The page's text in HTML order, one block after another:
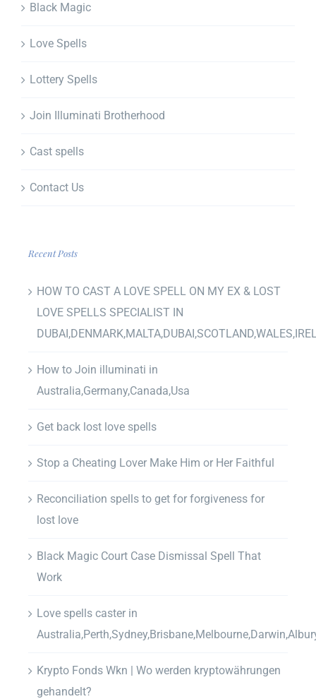
Black Magic
Love Spells
Lottery Spells
Join Illuminati Brotherhood
Cast spells
Contact Us
Recent Posts
HOW TO CAST A LOVE SPELL ON MY EX & LOST
LOVE SPELLS SPECIALIST IN
How to Join illuminati in
Australia,Germany,Canada,Usa
Get back lost love spells
Stop a Cheating Lover Make Him or Her Faithful
Reconciliation spells to get for forgiveness for
lost love
Black Magic Court Case Dismissal Spell That
Work
Love spells caster in
Krypto Fonds Wkn | Wo werden kryptowährungen
gehandelt?